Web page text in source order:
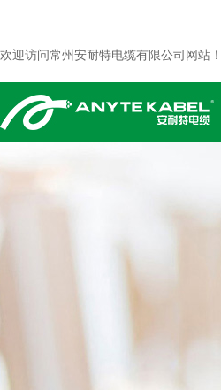
欢迎访问常州安耐特电缆有限公司网站！